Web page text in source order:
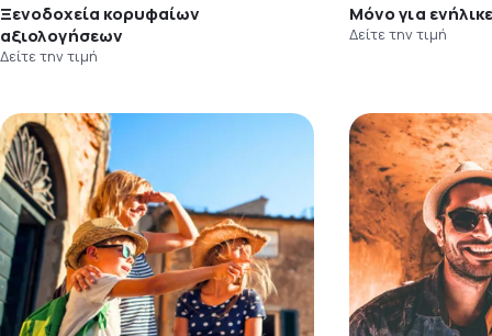
Ξενοδοχεία κορυφαίων
αξιολογήσεων
Δείτε την τιμή
Μόνο για
Δείτε την τιμή